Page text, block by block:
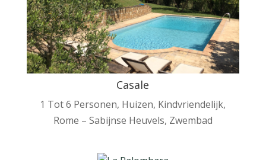
Casale
1 Tot 6 Personen, Huizen, Kindvriendelijk,
Rome – Sabijnse Heuvels, Zwembad